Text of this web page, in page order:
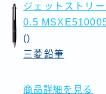
ジェットストリ
0.5
()
三菱鉛筆
商品詳細を見る